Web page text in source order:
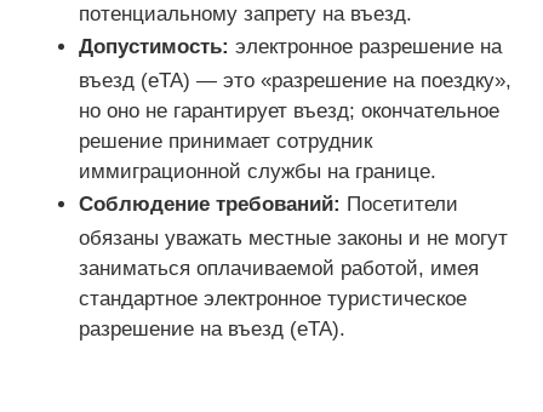
потенциальному запрету на въезд.
Допустимость: электронное разрешение на
въезд (eTA) — это «разрешение на поездку»,
но оно не гарантирует въезд; окончательное
решение принимает сотрудник
иммиграционной службы на границе.
Соблюдение требований: Посетители
обязаны уважать местные законы и не могут
заниматься оплачиваемой работой, имея
стандартное электронное туристическое
разрешение на въезд (eTA).